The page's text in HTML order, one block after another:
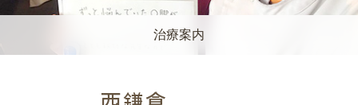
治療案内